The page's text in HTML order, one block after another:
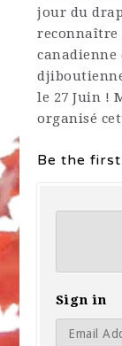
jour du
reconnaître
canadienne
le 27 Juin !
organisé
Be the
Sign in